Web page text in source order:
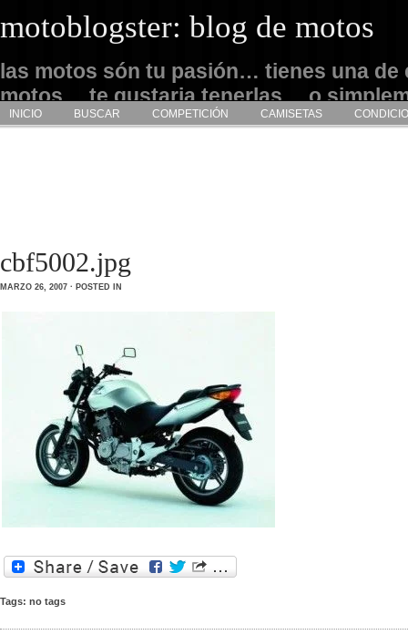
motoblogster: blog de motos
las motos són tu pasión… tienes una de
motos… te gustaria tenerlas… o
admirarlas… este es tu sitio
INICIO BUSCAR COMPETICIÓN CAMISETAS
cbf5002.jpg
MARZO 26, 2007 · POSTED IN
Tags: no tags